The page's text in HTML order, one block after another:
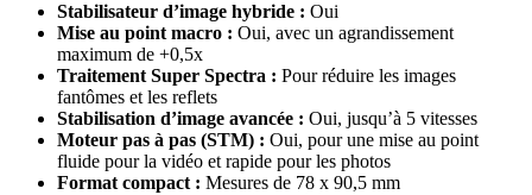
Stabilisateur d’image hybride : Oui
Mise au point macro : Oui, avec un agrandissement
maximum de +0,5x
Traitement Super Spectra : Pour réduire les images
fantômes et les reflets
Stabilisation d’image avancée : Oui, jusqu’à 5 vitesses
Moteur pas à pas (STM) : Oui, pour une mise au point
fluide pour la vidéo et rapide pour les photos
Format compact : Mesures de 78 x 90,5 mm